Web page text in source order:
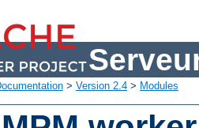
> Version 2.4 > Modules